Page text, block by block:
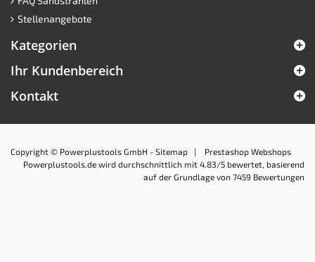
Stellenangebote
Kategorien
Ihr Kundenbereich
Kontakt
Copyright © Powerplustools GmbH - Sitemap | Prestashop Webshops
Powerplustools.de wird durchschnittlich mit 4.83 /5 bewertet, basierend
auf der Grundlage von 7459 Bewertungen